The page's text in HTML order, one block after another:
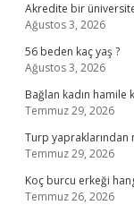
Akredite bir
Ağustos 3, 2026
56 beden kaç yaş ?
Ağustos 3, 2026
Bağlan kadın hamile
Temmuz 29, 2026
Turp yapraklarından
Temmuz 29, 2026
Koç burcu erkeği
Temmuz 26, 2026